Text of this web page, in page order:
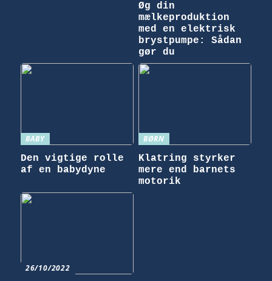
Øg din
mælkeproduktion
med en elektrisk
brystpumpe: Sådan
gør du
BABY
Den vigtige rolle
af en babydyne
BØRN
Klatring styrker
mere end barnets
motorik
26/10/2022